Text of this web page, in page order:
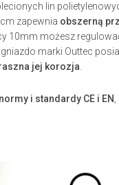
lin
zapewnia obszerną
10mm możesz
marki Outtec
jej korozja
i standardy CE i EN